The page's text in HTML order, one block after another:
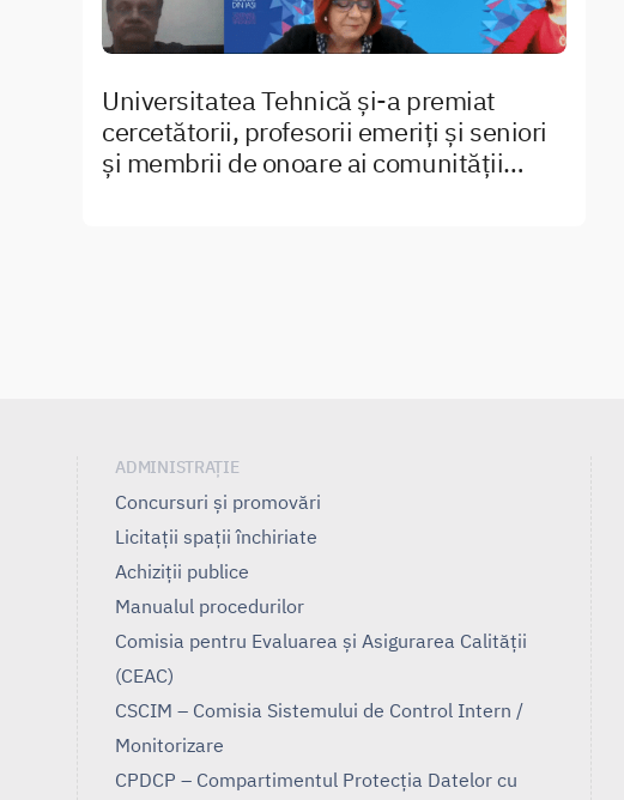
Universitatea Tehnică și-a premiat
cercetătorii, profesorii emeriți și seniori
și membrii de onoare ai comunității
ADMINISTRAȚIE
Concursuri și promovări
Licitații spații închiriate
Achiziții publice
Manualul procedurilor
Comisia pentru Evaluarea și Asigurarea Calității
(CEAC)
CSCIM – Comisia Sistemului de Control Intern /
Monitorizare
CPDCP – Compartimentul Protecția Datelor cu